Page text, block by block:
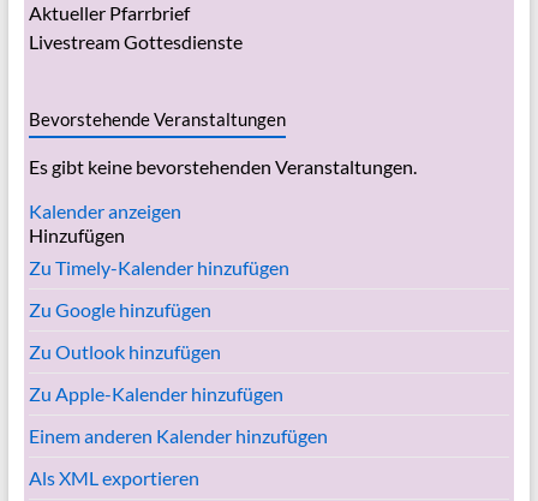
Aktueller Pfarrbrief
Livestream Gottesdienste
Bevorstehende Veranstaltungen
Es gibt keine bevorstehenden Veranstaltungen.
Kalender anzeigen
Hinzufügen
Zu Timely-Kalender hinzufügen
Zu Google hinzufügen
Zu Outlook hinzufügen
Zu Apple-Kalender hinzufügen
Einem anderen Kalender hinzufügen
Als XML exportieren